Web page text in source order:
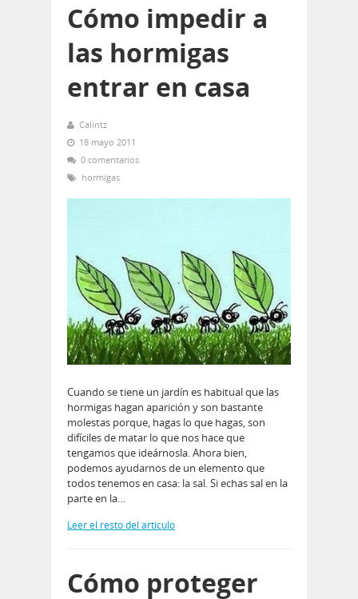
Cómo impedir a
las hormigas
entrar en casa
Calintz
18 mayo 2011
0 comentarios
hormigas
Cuando se tiene un jardín es habitual que las
hormigas hagan aparición y son bastante
molestas porque, hagas lo que hagas, son
difíciles de matar lo que nos hace que
tengamos que ideárnosla. Ahora bien,
podemos ayudarnos de un elemento que
todos tenemos en casa: la sal. Si echas sal en la
parte en la…
Leer el resto del artículo
Cómo proteger